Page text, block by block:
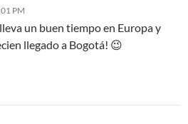
PM
un buen tiempo en Europa y
llegado a Bogotá! 😉